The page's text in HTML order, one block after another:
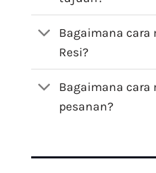
Bagaimana cara
Resi?
Bagaimana cara
pesanan?